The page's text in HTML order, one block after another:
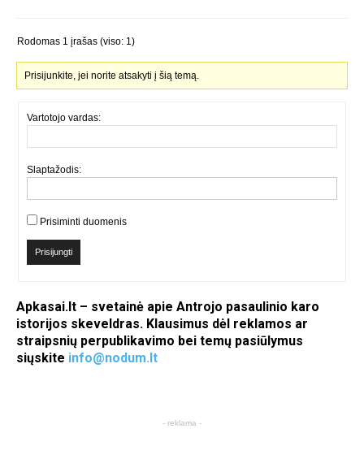
Rodomas 1 įrašas (viso: 1)
Prisijunkite, jei norite atsakyti į šią temą.
Vartotojo vardas:
Slaptažodis:
Prisiminti duomenis
Prisijungti
Apkasai.lt – svetainė apie Antrojo pasaulinio karo
istorijos skeveldras. Klausimus dėl reklamos ar
straipsnių perpublikavimo bei temų pasiūlymus
siųskite info@nodum.lt
- reklama -